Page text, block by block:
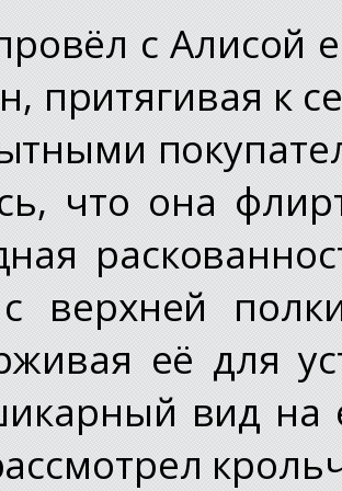
с Алисой
притягивая к
что она
верхней
её для
вид на